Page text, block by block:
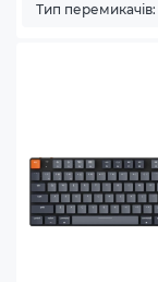
Тип перемикачів: